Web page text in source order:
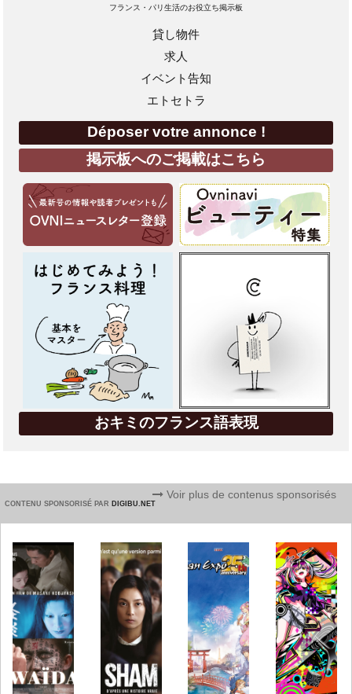
フランス・パリ生活のお役立ち掲示板
貸し物件
求人
イベント告知
エトセトラ
Déposer votre annonce !
掲示板へのご掲載はこちら
おキミのフランス語表現
CONTENU SPONSORISÉ PAR DIGIBU.NET
Voir plus de contenus sponsorisés